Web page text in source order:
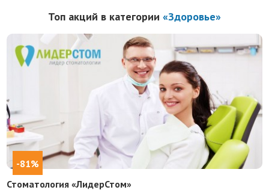
Топ акций в категории «Здоровье»
-81%
Стоматология «ЛидерСтом»